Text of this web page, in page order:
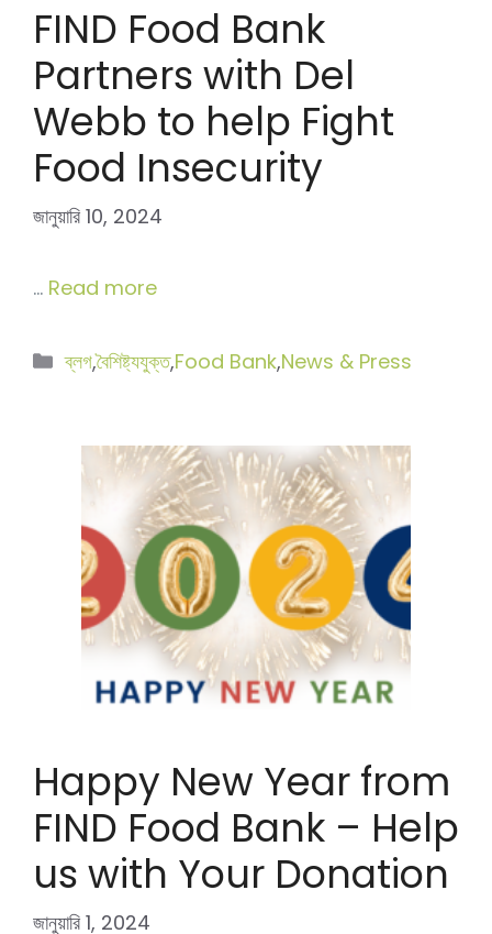
FIND Food Bank
Partners with Del
Webb to help Fight
Food Insecurity
জানুয়ারি 10, 2024
… Read more
বিভাগ
ব্লগ,বৈশিষ্ট্যযুক্ত,Food Bank,News & Press
Happy New Year from
FIND Food Bank – Help
us with Your Donation
জানুয়ারি 1, 2024